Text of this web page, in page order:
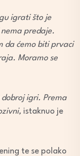
igrati što je
predaje.
da ćemo biti prvaci
Moramo se
igri. Prema
istaknuo je
te se polako